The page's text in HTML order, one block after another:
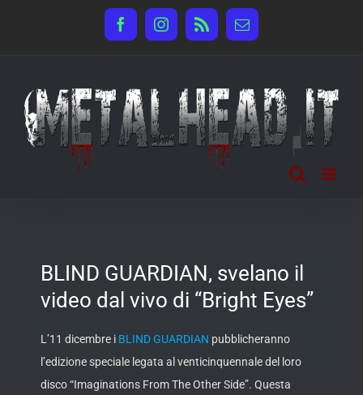
FacebookInstagram
Rss Email
BLIND GUARDIAN, svelano il
video dal vivo di “Bright Eyes”
L’11 dicembre i BLIND GUARDIAN pubblicheranno
l’edizione speciale legata al venticinquennale del loro
disco “Imaginations From The Other Side”. Questa